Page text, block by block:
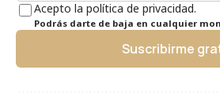
Acepto la política de privacidad.
Podrás darte de baja en cualquier
Suscribirme